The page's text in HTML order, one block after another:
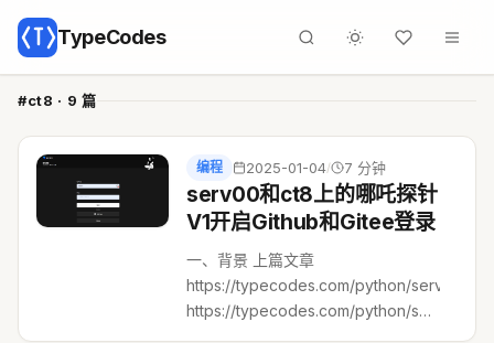
TypeCodes
#ct8 · 9 篇
编程 2025-01-04/ 7 分钟
serv00和ct8上的哪吒探针
V1开启Github和Gitee登录
一、背景 上篇文章
https://typecodes.com/python/
https://typecodes.com/python/